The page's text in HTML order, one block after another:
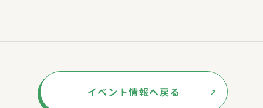
イベント情報へ戻る